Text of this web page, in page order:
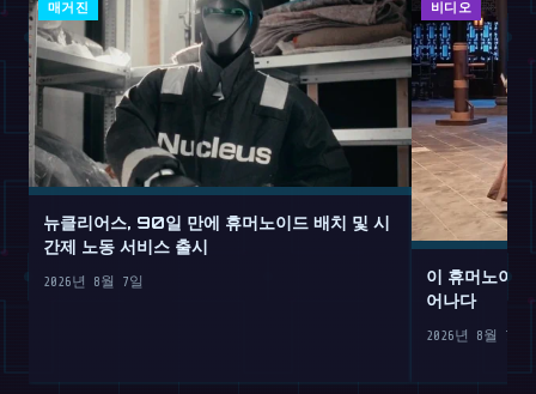
매거진
뉴클리어스, 90일 만에 휴머노이드 배치 및 시
간제 노동 서비스 출시
2026년 8월 7일
비디오
이 휴머노이
어나다
2026년 8월 7일